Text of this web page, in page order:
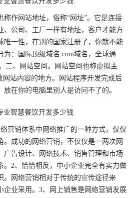
称作网站地址，俗称“网址”。它是连接
、公司、工厂一样有地址，客户才能方
唯一性，在别的国家注册了，你就不能
为：国际顶级域名.com域名，全球通
二、网站空间。网站空间也称虚拟主
网站内容的地方。网站程序开发完成后
在你的电脑里别人是访问不了的。
营销体系中网络推广的一种方式，仅仅
。成功的网络营销，不仅仅是一两次网
广告设计、网络技术、销售管理和市场
。2、恰恰相反，中小企业完全有实力做
。网络营销相对于传统的宣传途径来
企业采用。3、网上销售是网络营销发展